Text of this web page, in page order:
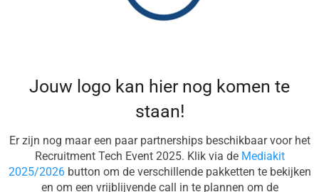
Jouw logo kan hier nog komen te
staan!
Er zijn nog maar een paar partnerships beschikbaar voor het
Recruitment Tech Event 2025. Klik via de Mediakit
2025/2026button om de verschillende pakketten te bekijken
en om een vrijblijvende call in te plannen om de